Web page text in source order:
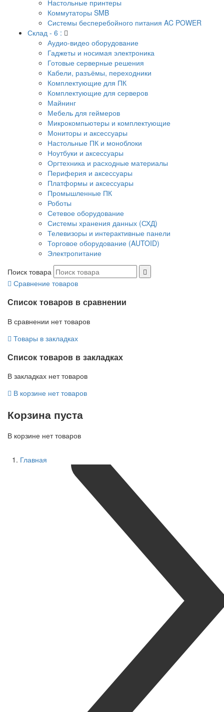
Настольные принтеры
Коммутаторы SMB
Системы бесперебойного питания AC POWER
Склад - 6 :
Аудио-видео оборудование
Гаджеты и носимая электроника
Готовые серверные решения
Кабели, разъёмы, переходники
Комплектующие для ПК
Комплектующие для серверов
Майнинг
Мебель для геймеров
Микрокомпьютеры и комплектующие
Мониторы и аксессуары
Настольные ПК и моноблоки
Ноутбуки и аксессуары
Оргтехника и расходные материалы
Периферия и аксессуары
Платформы и аксессуары
Промышленные ПК
Роботы
Сетевое оборудование
Системы хранения данных (СХД)
Телевизоры и интерактивные панели
Торговое оборудование (AUTOID)
Электропитание
Поиск товара
Сравнение товаров
Список товаров в сравнении
В сравнении нет товаров
Товары в закладках
Список товаров в закладках
В закладках нет товаров
В корзине нет товаров
Корзина пуста
В корзине нет товаров
Главная